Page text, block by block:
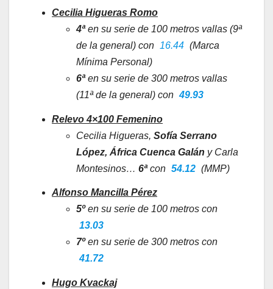
Cecilia Higueras Romo
4ªen su serie de 100 metros vallas (9ª
de la general) con 16.44 (Marca
Mínima Personal)
6ªen su serie de 300 metros vallas
(11ª de la general) con 49.93
Relevo 4×100 Femenino
Cecilia Higueras, Sofía Serrano
López, África Cuenca Galán y Carla
Montesinos… 6ªcon 54.12 (MMP)
Alfonso Mancilla Pérez
5ºen su serie de 100 metros con
13.03
7ºen su serie de 300 metros con
41.72
Hugo Kvackaj